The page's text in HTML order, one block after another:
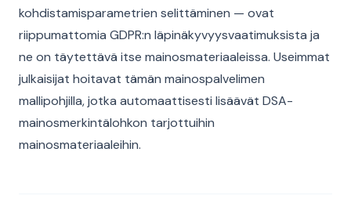
kohdistamisparametrien selittäminen — ovat
riippumattomia GDPR:n läpinäkyvyysvaatimuksista ja
ne on täytettävä itse mainosmateriaaleissa. Useimmat
julkaisijat hoitavat tämän mainospalvelimen
mallipohjilla, jotka automaattisesti lisäävät DSA-
mainosmerkintälohkon tarjottuihin
mainosmateriaaleihin.